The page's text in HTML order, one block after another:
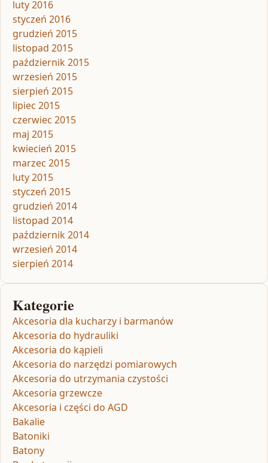
luty 2016
styczeń 2016
grudzień 2015
listopad 2015
październik 2015
wrzesień 2015
sierpień 2015
lipiec 2015
czerwiec 2015
maj 2015
kwiecień 2015
marzec 2015
luty 2015
styczeń 2015
grudzień 2014
listopad 2014
październik 2014
wrzesień 2014
sierpień 2014
Kategorie
Akcesoria dla kucharzy i barmanów
Akcesoria do hydrauliki
Akcesoria do kąpieli
Akcesoria do narzędzi pomiarowych
Akcesoria do utrzymania czystości
Akcesoria grzewcze
Akcesoria i części do AGD
Bakalie
Batoniki
Batony